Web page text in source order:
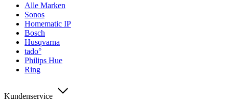
Alle Marken
Sonos
Homematic IP
Bosch
Husqvarna
tado°
Philips Hue
Ring
Kundenservice